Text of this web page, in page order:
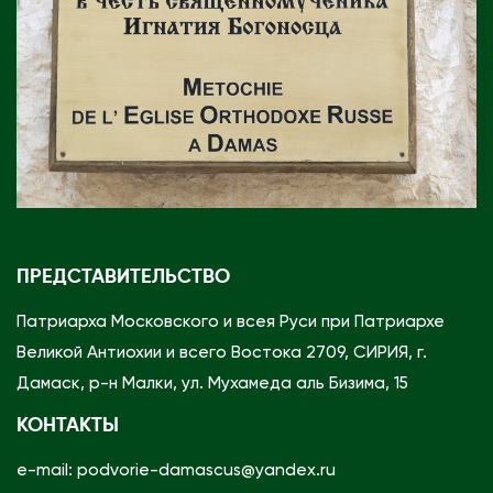
ПРЕДСТАВИТЕЛЬСТВО
Патриарха Московского и всея Руси при Патриархе
Великой Антиохии и всего Востока 2709, СИРИЯ, г.
Дамаск, р-н Малки, ул. Мухамеда аль Бизима, 15
КОНТАКТЫ
e-mail: podvorie-damascus@yandex.ru